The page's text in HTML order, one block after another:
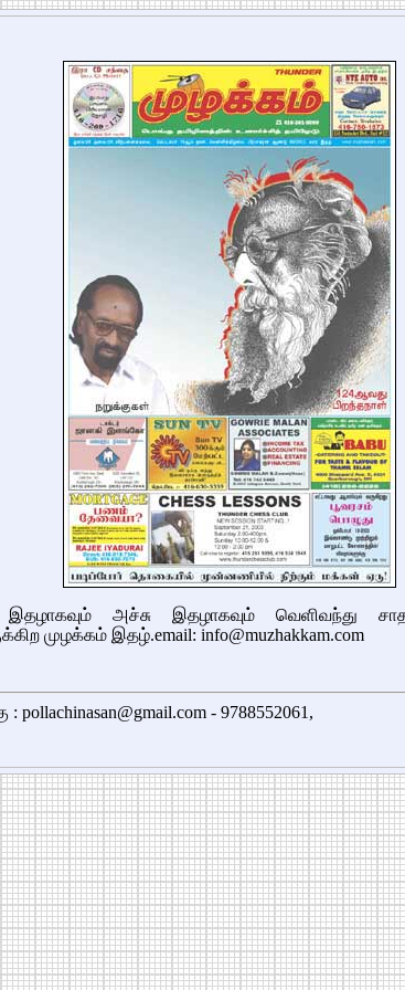
அச்சு இதழாகவும் வெளிவந்து
முழக்கம் இதழ்.email: info@muzhakkam.com
: pollachinasan@gmail.com - 9788552061,